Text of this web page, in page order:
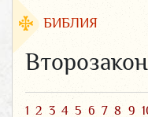
БИБЛИЯ
1 2 3 4 5 6 7 8 9